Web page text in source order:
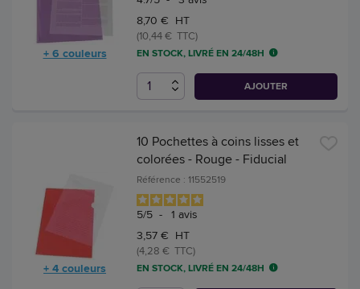
+ 6 couleurs
8,70 € HT
(10,44 € TTC)
EN STOCK, LIVRÉ EN 24/48H
AJOUTER
+ 4 couleurs
10 Pochettes à coins lisses et
colorées - Rouge - Fiducial
Référence : 11552519
5/5 - 1 avis
3,57 € HT
(4,28 € TTC)
EN STOCK, LIVRÉ EN 24/48H